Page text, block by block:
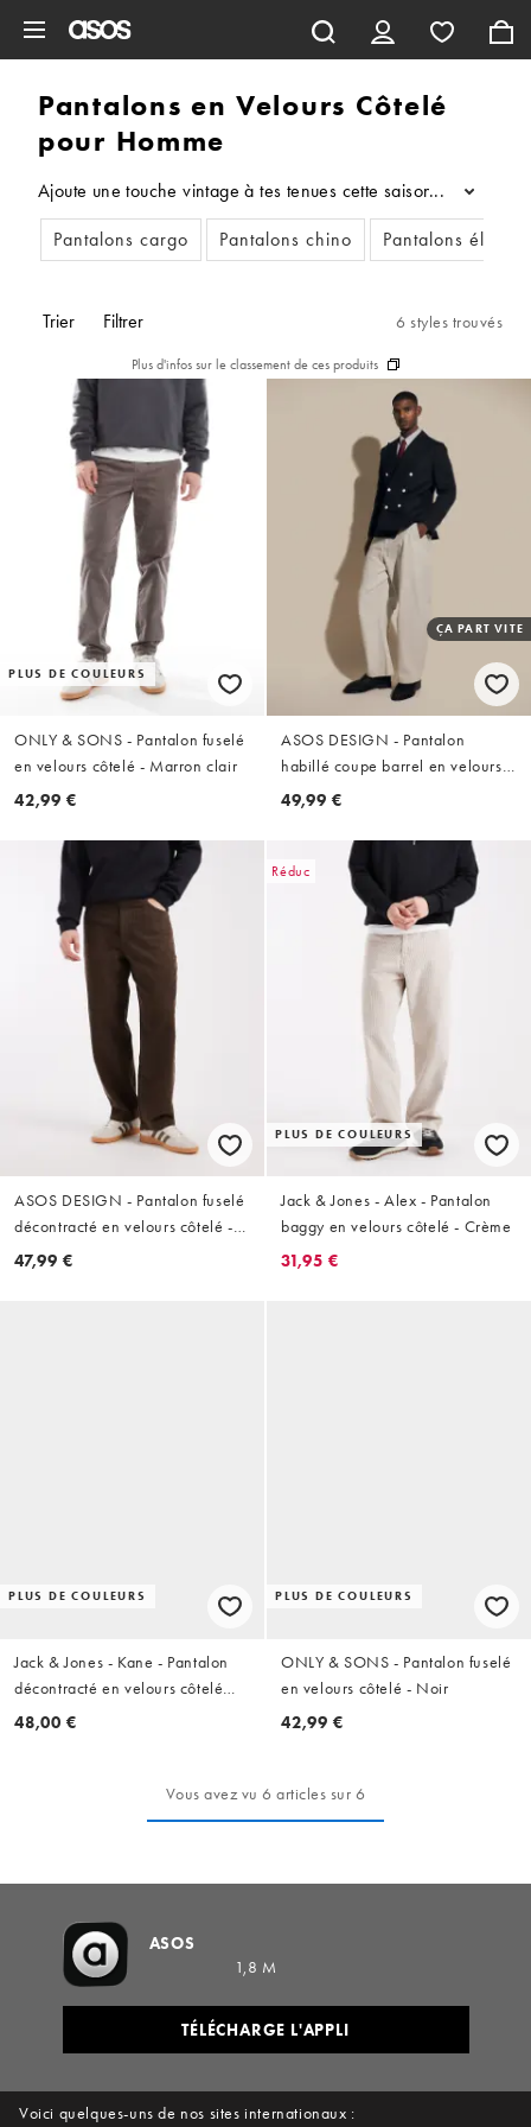
Pantalons en Velours Côtelé
pour Homme
Ajoute une touche vintage à tes tenues cette saison avec un
...
Pantalons cargo
Pantalons chino Pantalons
Trier Filtrer 6 styles trouvés
Plus d'infos sur le classement de ces produits
PLUS DE COULEURS
ONLY & SONS - Pantalon fuselé
en velours côtelé - Marron clair
42,99 €
ÇA PART VITE
ASOS DESIGN - Pantalon
habillé coupe barrel en velours
côtelé - Écru
49,99 €
ASOS DESIGN - Pantalon fuselé
décontracté en velours côtelé -
Marron
47,99 €
Réduc
PLUS DE COULEURS
Jack & Jones - Alex - Pantalon
baggy en velours côtelé - Crème
31,95 €
PLUS DE COULEURS
Jack & Jones - Kane - Pantalon
décontracté en velours côtelé
avec cordon de serrage à la
48,00 €
PLUS DE COULEURS
ONLY & SONS - Pantalon fuselé
en velours côtelé - Noir
42,99 €
Vous avez vu 6 articles sur 6
Voici quelques-uns de nos sites internationaux :
ASOS
1,8 M
TÉLÉCHARGE L'APPLI